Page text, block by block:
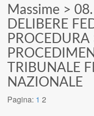
Massime >
DELIBERE
PROCEDURA
TRIBUNALE
NAZIONALE
Pagina: 1 2